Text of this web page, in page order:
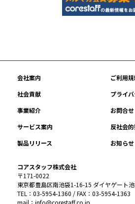
会社案内
ご利用
社会貢献
プライ
事業紹介
お問合せ
サービス案内
反社会
製品リリース
お知らせ
コアスタッフ株式会社
〒171-0022
東京都豊島区南池袋1-16-15 ダイヤゲート
TEL：03-5954-1360 / FAX：03-5954-1363